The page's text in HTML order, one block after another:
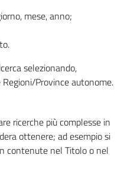
mese, anno;
selezionando,
Province autonome.
ricerche più complesse in
ottenere; ad esempio si
contenute nel Titolo o nel